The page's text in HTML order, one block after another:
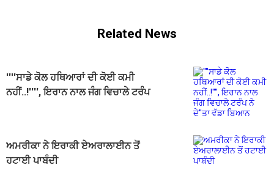
Related News
''''ਸਾਡੇ ਕੋਲ ਹਥਿਆਰਾਂ ਦੀ ਕੋਈ ਕਮੀ
ਨਹੀਂ..!'''', ਇਰਾਨ ਨਾਲ ਜੰਗ ਵਿਚਾਲੇ ਟਰੰਪ
ਅਮਰੀਕਾ ਨੇ ਇਰਾਕੀ ਏਅਰਾਲਾਈਨ ਤੋਂ
ਹਟਾਈ ਪਾਬੰਦੀ